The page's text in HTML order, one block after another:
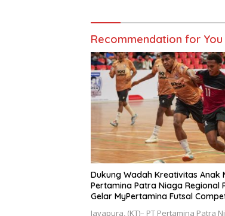
Recommendation for You
Dukung Wadah Kreativitas Anak
Pertamina Patra Niaga Regional
Gelar MyPertamina Futsal
Jayapura, (KT)– PT Pertamina Patra